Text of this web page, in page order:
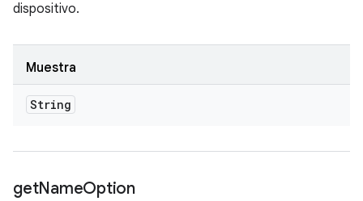
dispositivo.
Muestra
String
getNameOption